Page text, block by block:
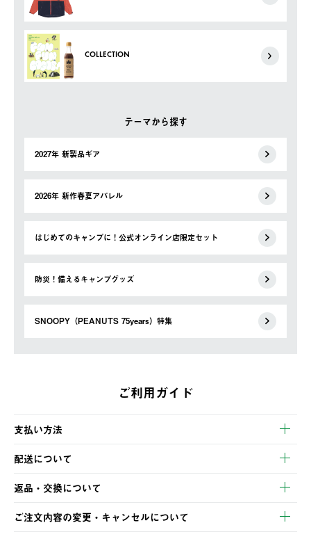
COLLECTION
テーマから探す
2027年 新製品ギア
2026年 新作春夏アパレル
はじめてのキャンプに！公式オンライン店限定セット
防災！備えるキャンプグッズ
SNOOPY（PEANUTS 75years）特集
ご利用ガイド
支払い方法
以下のいずれかの方法でお支払いいただけます。
・クレジットカード決済
・コンビニ決済
・Pay-easy決済
配送について
【発送スケジュール】
ご注文・ご入金完了より2営業日以内に商品を発送いたします。
土日祝の発送はございませんので、木曜日以降のご注文は週明け
の発送となる場合がございます。
返品・交換について
※お客様都合の場合
ご注文内容の変更・キャンセルについて